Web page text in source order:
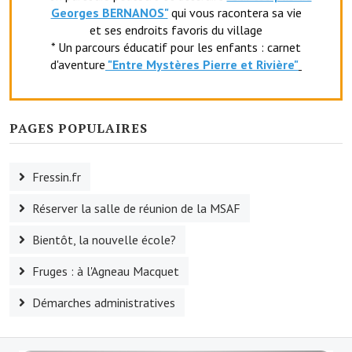
Le foyer rural
Le club de l'amitié
L'association des anciens combattants
L'association des anciens sapeurs-pompiers volontaires
Village sportif
L'US Crequy Fressin
La société de chasse
La société de pêche
Georges BERNANOS" qui vous racontera sa vie
et ses endroits favoris du village
* Un parcours éducatif pour les enfants : carnet
d'aventure "Entre Mystères Pierre et Rivière"
PAGES POPULAIRES
Fressin.fr
Réserver la salle de réunion de la MSAF
Bientôt, la nouvelle école?
Fruges : à l'Agneau Macquet
Démarches administratives